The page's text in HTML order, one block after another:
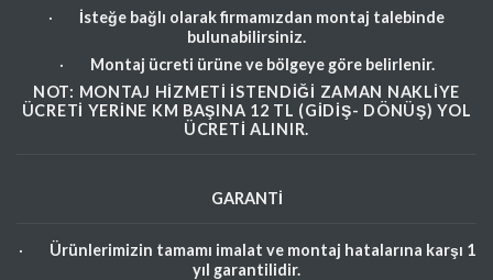
· İsteğe bağlı olarak firmamızdan montaj talebinde
bulunabilirsiniz.
· Montaj ücreti ürüne ve bölgeye göre belirlenir.
NOT: MONTAJ HIZMETI ISTENDIĞI ZAMAN NAKLIYE
ÜCRETI YERINE KM BAŞINA 12 TL (GIDIŞ- DÖNÜŞ) YOL
ÜCRETI ALINIR.
GARANTİ
· Ürünlerimizin tamamı imalat ve montaj hatalarına karşı 1
yıl garantilidir.